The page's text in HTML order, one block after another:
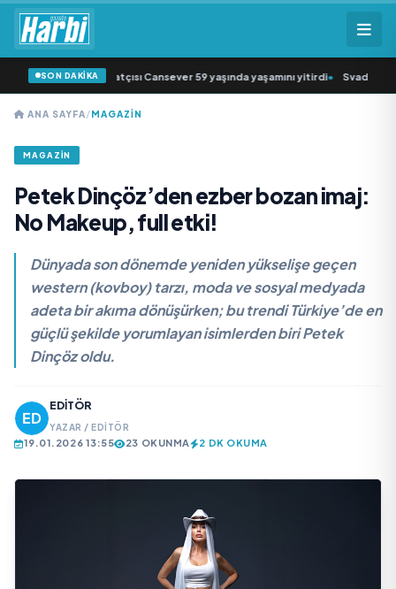
SON DAKİKA
sevilen sanatçısı Cansever 59 yaşında yaşamını yitirdi• Svadba
ANA SAYFA/MAGAZİN
MAGAZİN
Petek Dinçöz’den ezber bozan imaj:
No Makeup, full etki!
Dünyada son dönemde yeniden yükselişe geçen
western (kovboy) tarzı, moda ve sosyal medyada
adeta bir akıma dönüşürken; bu trendi Türkiye’de en
güçlü şekilde yorumlayan isimlerden biri Petek
Dinçöz oldu.
EDITÖR
YAZAR / EDITÖR
19.01.2026 13:55 23 OKUNMA 2 DK OKUMA